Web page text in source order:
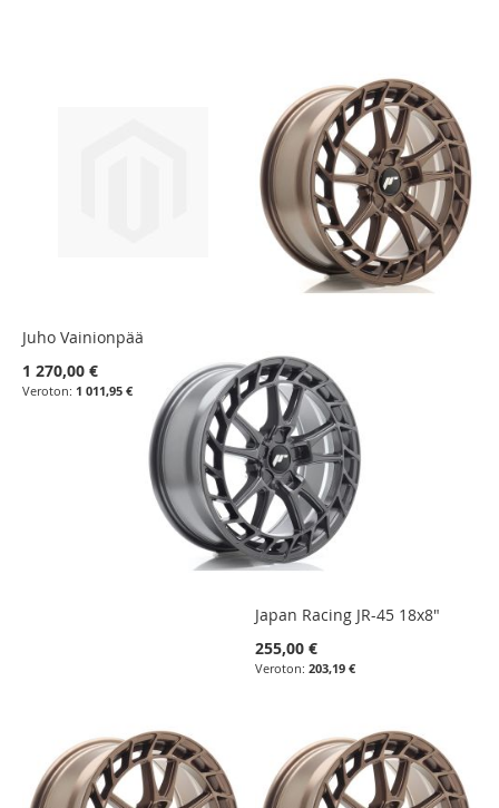
Juho Vainionpää paketti
1 270,00 €
1 011,95 €
Japan Racing JR-45 18x8"
255,00 €
203,19 €